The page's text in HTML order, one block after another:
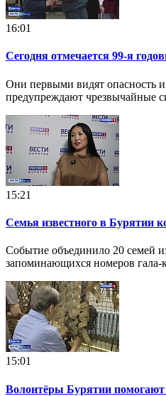
16:01
Сегодня отмечается 99-я
Они первыми видят опасность
предупреждают чрезвычайные
15:21
Семья известного в Бурятии
Событие объединило 20 семей
запоминающихся номеров гала-
15:01
Волонтёры Бурятии помогают